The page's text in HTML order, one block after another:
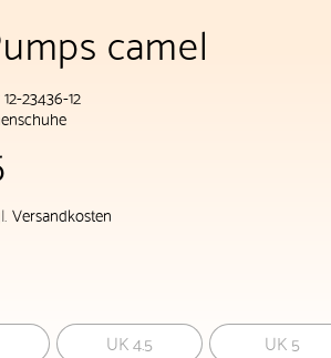
camel
23436-12
Versandkosten
UK 4.5 UK 5